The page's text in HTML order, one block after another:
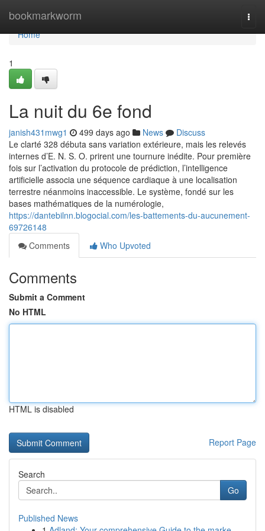
bookmarkworm
Home
Home
1
La nuit du 6e fond
janish431mwg1 499 days ago News
Discuss
Le clarté 328 débuta sans variation extérieure, mais les relevés
internes d’E. N. S. O. prirent une tournure inédite. Pour première
fois sur l’activation du protocole de prédiction, l’intelligence
artificielle associa une séquence cardiaque à une localisation
terrestre néanmoins inaccessible. Le système, fondé sur les
bases mathématiques de la numérologie,
https://dantebilnn.blogocial.com/les-battements-du-aucunement-
69726148
Comments
Who Upvoted
Comments
Submit a Comment
No HTML
HTML is disabled
Report Page
Search
Go
Published News